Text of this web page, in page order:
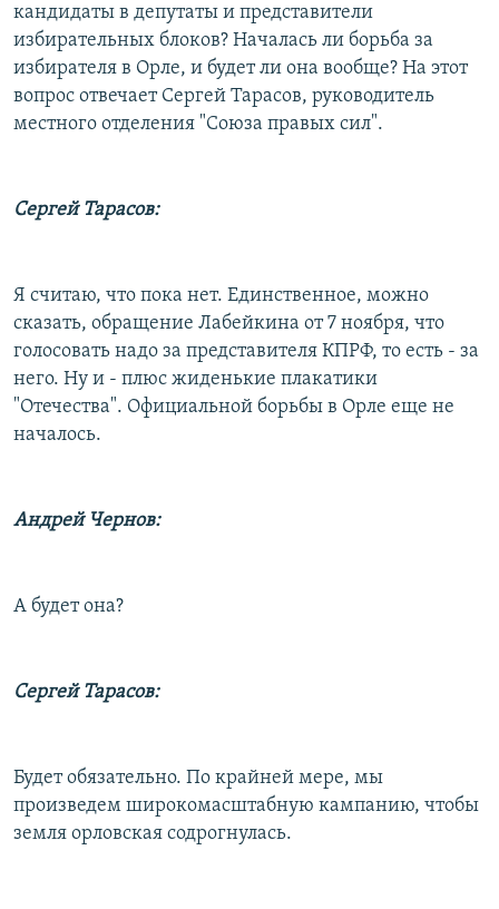
кандидаты в депутаты и представители
избирательных блоков? Началась ли борьба за
избирателя в Орле, и будет ли она вообще? На этот
вопрос отвечает Сергей Тарасов, руководитель
местного отделения "Союза правых сил".
Сергей Тарасов:
Я считаю, что пока нет. Единственное, можно
сказать, обращение Лабейкина от 7 ноября, что
голосовать надо за представителя КПРФ, то есть - за
него. Ну и - плюс жиденькие плакатики
"Отечества". Официальной борьбы в Орле еще не
началось.
Андрей Чернов:
А будет она?
Сергей Тарасов:
Будет обязательно. По крайней мере, мы
произведем широкомасштабную кампанию, чтобы
земля орловская содрогнулась.